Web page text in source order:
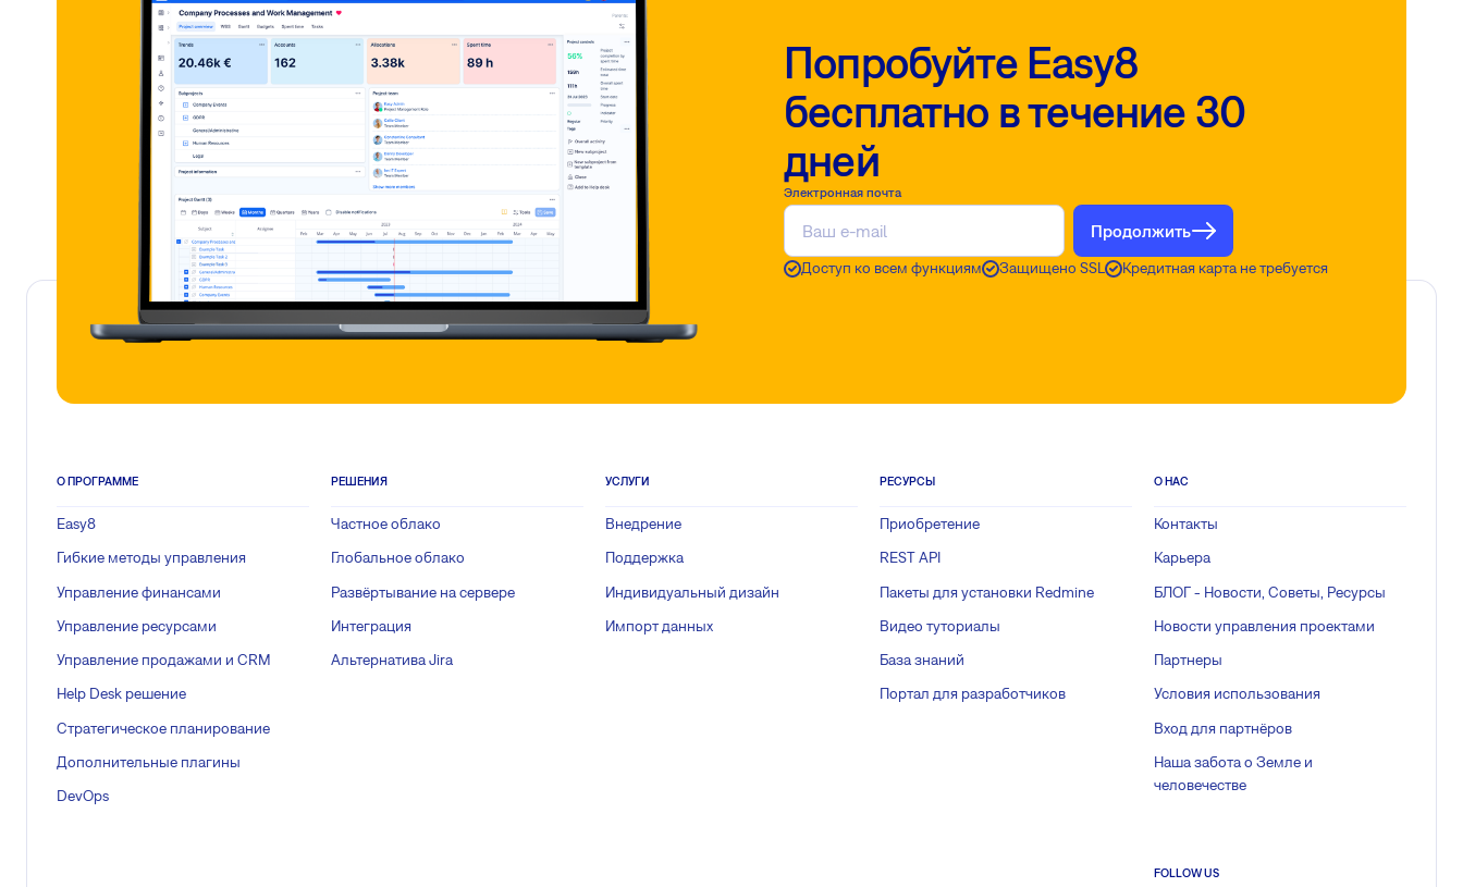
Попробуйте Easy8
бесплатно в течение 30
дней
Электронная почта
Продолжить
Доступ ко всем функциям Защищено SSL Кредитная карта не требуется
О ПРОГРАММЕ
Easy8
Гибкие методы управления
Управление финансами
Управление ресурсами
Управление продажами и CRM
Help Desk решение
Стратегическое планирование
Дополнительные плагины
DevOps
РЕШЕНИЯ
Частное облако
Глобальное облако
Развёртывание на сервере
Интеграция
Альтернатива Jira
УСЛУГИ
Внедрение
Поддержка
Индивидуальный дизайн
Импорт данных
РЕСУРСЫ
Приобретение
REST API
Пакеты для установки Redmine
Видео туториалы
База знаний
Портал для разработчиков
О НАС
Контакты
Карьера
БЛОГ - Новости, Советы, Ресурсы
Новости управления проектами
Партнеры
Условия использования
Вход для партнёров
Наша забота о Земле и
человечестве
FOLLOW US